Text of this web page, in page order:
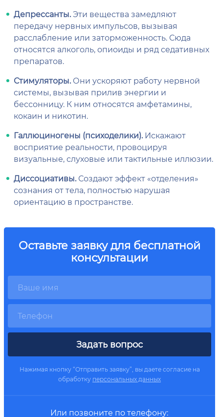
Депрессанты.Эти вещества замедляют
передачу нервных импульсов, вызывая
расслабление или заторможенность. Сюда
относятся алкоголь, опиоиды и ряд седативных
препаратов.
Стимуляторы.Они ускоряют работу нервной
системы, вызывая прилив энергии и
бессонницу. К ним относятся амфетамины,
кокаин и никотин.
Галлюциногены (психоделики).Искажают
восприятие реальности, провоцируя
визуальные, слуховые или тактильные иллюзии.
Диссоциативы.Создают эффект «отделения»
сознания от тела, полностью нарушая
ориентацию в пространстве.
Оставьте заявку для бесплатной
консультации
Задать вопрос
Нажимая кнопку “Отправить заявку”, вы даете согласие на
обработку персональных данных
Или позвоните по телефону: